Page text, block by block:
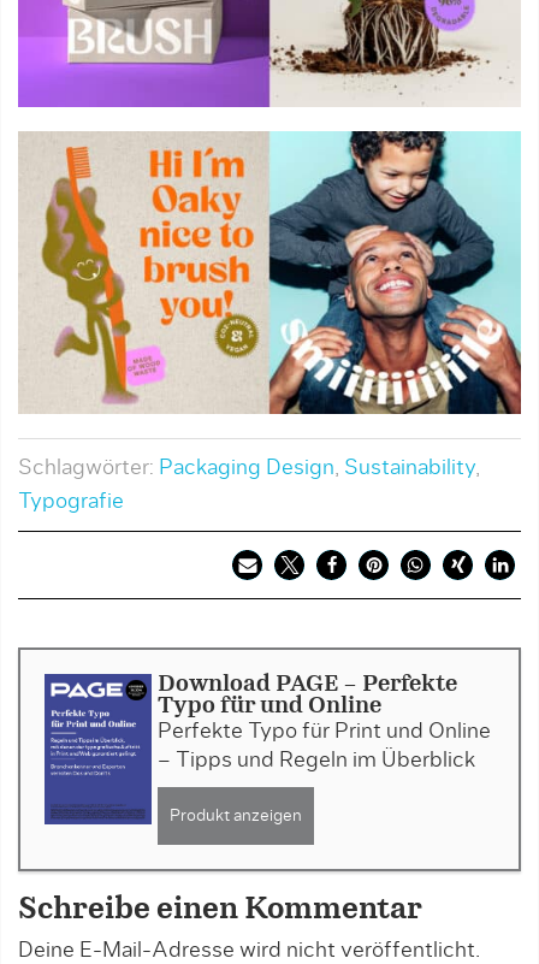
Schlagwörter: Packaging Design, Sustainability,
Typografie
Download PAGE - Perfekte
Typo für und Online
Perfekte Typo für Print und Online
– Tipps und Regeln im Überblick
Produkt anzeigen
Schreibe einen Kommentar
Deine E-Mail-Adresse wird nicht veröffentlicht.